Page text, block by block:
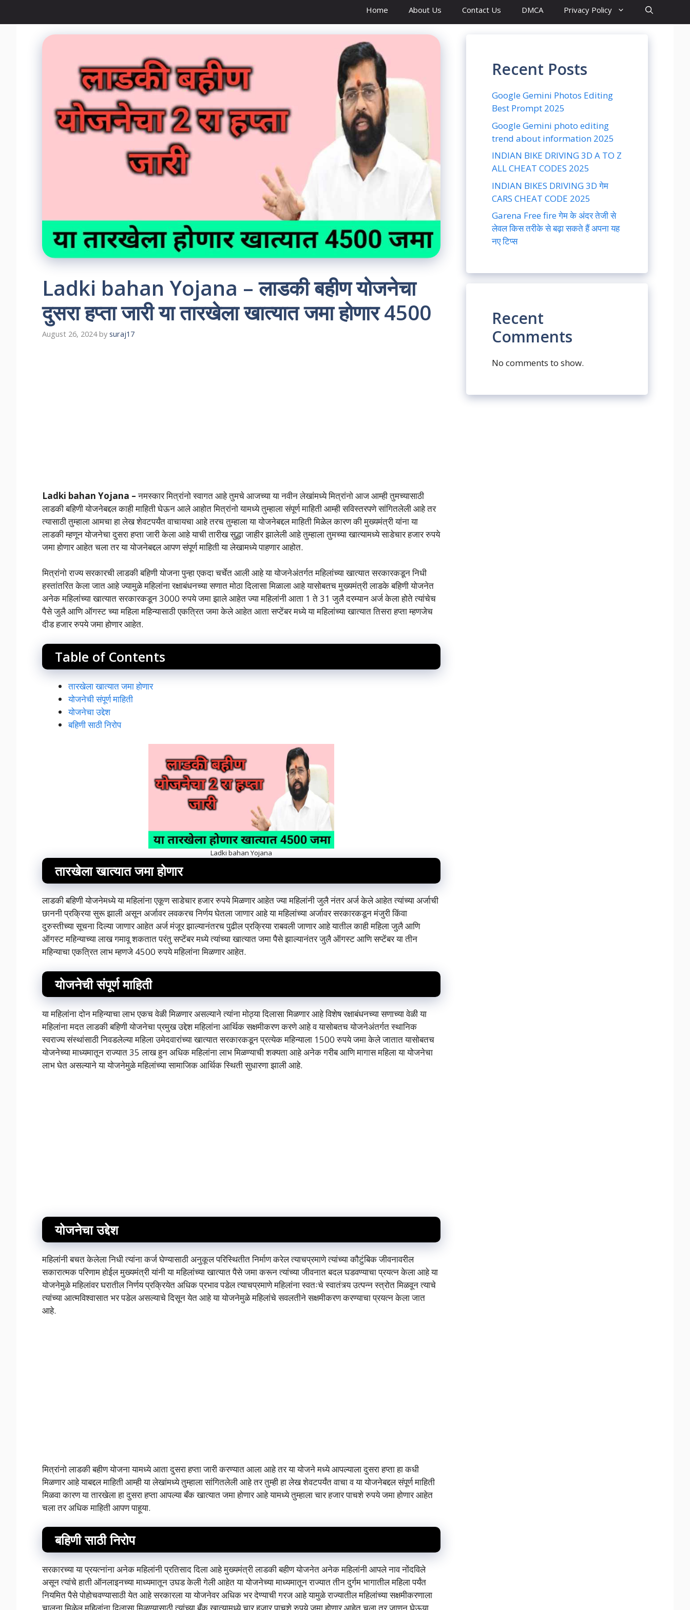
Home About Us Contact Us DMCA Privacy Policy
Ladki bahan Yojana – लाडकी बहीण योजनेचा
दुसरा हप्ता जारी या तारखेला खात्यात जमा होणार 4500
August 26, 2024 by suraj17
Ladki bahan Yojana –नमस्कार मित्रांनो स्वागत आहे तुमचे आजच्या या नवीन लेखांमध्ये मित्रांनो आज आम्ही तुमच्यासाठी
लाडकी बहिणी योजनेबद्दल काही माहिती घेऊन आले आहोत मित्रांनो यामध्ये तुम्हाला संपूर्ण माहिती आम्ही सविस्तरपणे सांगितलेली आहे तर
त्यासाठी तुम्हाला आमचा हा लेख शेवटपर्यंत वाचायचा आहे तरच तुम्हाला या योजनेबद्दल माहिती मिळेल कारण की मुख्यमंत्री यांना या
लाडकी म्हणून योजनेचा दुसरा हप्ता जारी केला आहे याची तारीख सुद्धा जाहीर झालेली आहे तुम्हाला तुमच्या खात्यामध्ये साडेचार हजार रुपये
जमा होणार आहेत चला तर या योजनेबद्दल आपण संपूर्ण माहिती या लेखामध्ये पाहणार आहोत.
मित्रांनो राज्य सरकारची लाडकी बहिणी योजना पुन्हा एकदा चर्चेत आली आहे या योजनेअंतर्गत महिलांच्या खात्यात सरकारकडून निधी
हस्तांतरित केला जात आहे ज्यामुळे महिलांना रक्षाबंधनच्या सणात मोठा दिलासा मिळाला आहे यासोबतच मुख्यमंत्री लाडके बहिणी योजनेत
अनेक महिलांच्या खात्यात सरकारकडून 3000 रुपये जमा झाले आहेत ज्या महिलांनी आता 1 ते 31 जुलै दरम्यान अर्ज केला होते त्यांचेच
पैसे जुलै आणि ऑगस्ट च्या महिला महिन्यासाठी एकत्रित जमा केले आहेत आता सप्टेंबर मध्ये या महिलांच्या खात्यात तिसरा हप्ता म्हणजेच
दीड हजार रुपये जमा होणार आहेत.
Table of Contents
तारखेला खात्यात जमा होणार
योजनेची संपूर्ण माहिती
योजनेचा उद्देश
बहिणी साठी निरोप
Ladki bahan Yojana
तारखेला खात्यात जमा होणार
लाडकी बहिणी योजनेमध्ये या महिलांना एकूण साडेचार हजार रुपये मिळणार आहेत ज्या महिलांनी जुलै नंतर अर्ज केले आहेत त्यांच्या अर्जाची
छाननी प्रक्रिया सुरू झाली असून अर्जावर लवकरच निर्णय घेतला जाणार आहे या महिलांच्या अर्जावर सरकारकडून मंजुरी किंवा
दुरुस्तीच्या सूचना दिल्या जाणार आहेत अर्ज मंजूर झाल्यानंतरच पुढील प्रक्रिया राबवली जाणार आहे यातील काही महिला जुलै आणि
ऑगस्ट महिन्याच्या लाख गमावू शकतात परंतु सप्टेंबर मध्ये त्यांच्या खात्यात जमा पैसे झाल्यानंतर जुलै ऑगस्ट आणि सप्टेंबर या तीन
महिन्याचा एकत्रित लाभ म्हणजे 4500 रुपये महिलांना मिळणार आहेत.
योजनेची संपूर्ण माहिती
या महिलांना दोन महिन्याचा लाभ एकच वेळी मिळणार असल्याने त्यांना मोठ्या दिलासा मिळणार आहे विशेष रक्षाबंधनच्या सणाच्या वेळी या
महिलांना मदत लाडकी बहिणी योजनेचा प्रमुख उद्देश महिलांना आर्थिक सक्षमीकरण करणे आहे व यासोबतच योजनेअंतर्गत स्थानिक
स्वराज्य संस्थांसाठी निवडलेल्या महिला उमेदवारांच्या खात्यात सरकारकडून प्रत्येक महिन्याला 1500 रुपये जमा केले जातात यासोबतच
योजनेच्या माध्यमातून राज्यात 35 लाख हुन अधिक महिलांना लाभ मिळण्याची शक्यता आहे अनेक गरीब आणि मागास महिला या योजनेचा
लाभ घेत असल्याने या योजनेमुळे महिलांच्या सामाजिक आर्थिक स्थिती सुधारणा झाली आहे.
योजनेचा उद्देश
महिलांनी बचत केलेला निधी त्यांना कर्ज घेण्यासाठी अनुकूल परिस्थितीत निर्माण करेल त्याचप्रमाणे त्यांच्या कौटुंबिक जीवनावरील
सकारात्मक परिणाम होईल मुख्यमंत्री यांनी या महिलांच्या खात्यात पैसे जमा करून त्यांच्या जीवनात बदल घडवण्याचा प्रयत्न केला आहे या
योजनेमुळे महिलांवर घरातील निर्णय प्रक्रियेत अधिक प्रभाव पडेल त्याचप्रमाणे महिलांना स्वतःचे स्वातंत्र्य उत्पन्न स्त्रोत मिळवून त्याचे
त्यांच्या आत्मविश्वासात भर पडेल असल्याचे दिसून येत आहे या योजनेमुळे महिलांचे सवलतीने सक्षमीकरण करण्याचा प्रयत्न केला जात
आहे.
मित्रांनो लाडकी बहीण योजना यामध्ये आता दुसरा हप्ता जारी करण्यात आला आहे तर या योजने मध्ये आपल्याला दुसरा हप्ता हा कधी
मिळणार आहे याबद्दल माहिती आम्ही या लेखांमध्ये तुम्हाला सांगितलेली आहे तर तुम्ही हा लेख शेवटपर्यंत वाचा व या योजनेबद्दल संपूर्ण माहिती
मिळवा कारण या तारखेला हा दुसरा हप्ता आपल्या बँक खात्यात जमा होणार आहे यामध्ये तुम्हाला चार हजार पाचशे रुपये जमा होणार आहेत
चला तर अधिक माहिती आपण पाहूया.
बहिणी साठी निरोप
सरकारच्या या प्रयत्नांना अनेक महिलांनी प्रतिसाद दिला आहे मुख्यमंत्री लाडकी बहीण योजनेत अनेक महिलांनी आपले नाव नोंदविले
असून त्यांचे हाती ऑनलाइनच्या माध्यमातून उघड केली गेली आहेत या योजनेच्या माध्यमातून राज्यात तीन दुर्गम भागातील महिला पर्यंत
नियमित पैसे पोहोचवण्यासाठी येत आहे सरकारला या योजनेवर अधिक भर देण्याची गरज आहे यामुळे राज्यातील महिलांच्या सक्षमीकरणाला
Recent Posts
Google Gemini Photos Editing
Best Prompt 2025
Google Gemini photo editing
trend about information 2025
INDIAN BIKE DRIVING 3D A TO Z
ALL CHEAT CODES 2025
INDIAN BIKES DRIVING 3D गेम
CARS CHEAT CODE 2025
Garena Free fire गेम के अंदर तेजी से
लेवल किस तरीके से बढ़ा सकते हैं अपना यह
नए टिप्स
Recent
Comments
No comments to show.